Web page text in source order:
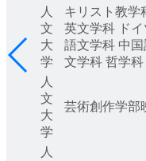
人
文
大
学
キリスト教学
英文学科 ド
語文学科 中
文学科 哲学
人
文
大
学
芸術創作学部
人